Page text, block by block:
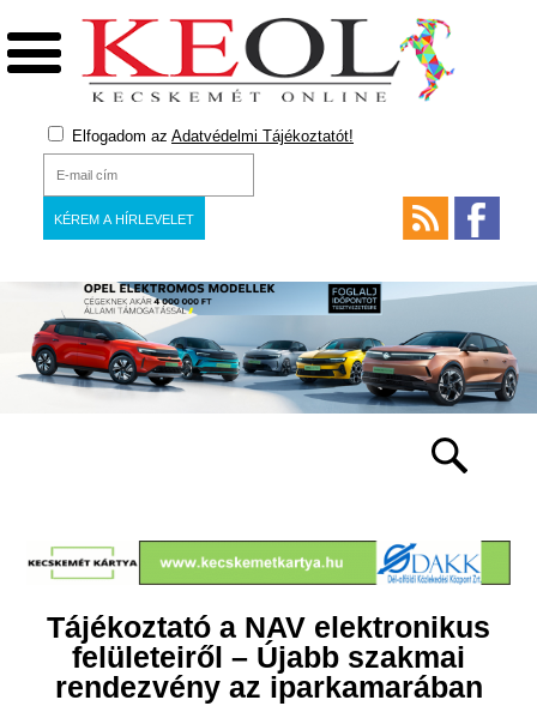
Elfogadom az Adatvédelmi Tájékoztatót!
Tájékoztató a NAV elektronikus
felületeiről – Újabb szakmai
rendezvény az iparkamarában